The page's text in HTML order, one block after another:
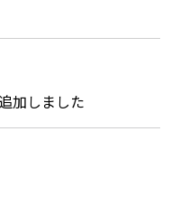
加しました